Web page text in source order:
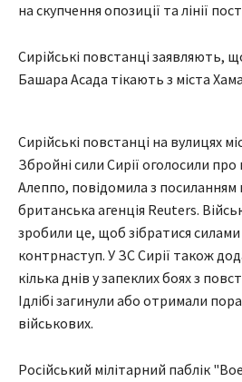
на скупчення опозиції та лінії
Сирійські повстанці заявляють,
Башара Асада тікають з міста
Сирійські повстанці на вулицях
Збройні сили Сирії оголосили про
Алеппо, повідомила з посиланням
британська агенція Reuters.
зробили це, щоб зібратися силами
контрнаступ. У ЗС Сирії також
кілька днів у запеклих боях з
Ідлібі загинули або отримали
військових.
Російський мілітарний паблік